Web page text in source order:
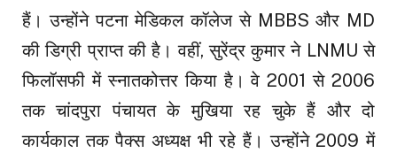
हैं। उन्होंने पटना मेडिकल कॉलेज से MBBS और MD
की डिग्री प्राप्त की है। वहीं, सुरेंद्र कुमार ने LNMU से
फिलॉसफी में स्नातकोत्तर किया है। वे 2001 से 2006
तक चांदपुरा पंचायत के मुखिया रह चुके हैं और दो
कार्यकाल तक पैक्स अध्यक्ष भी रहे हैं। उन्होंने 2009 में